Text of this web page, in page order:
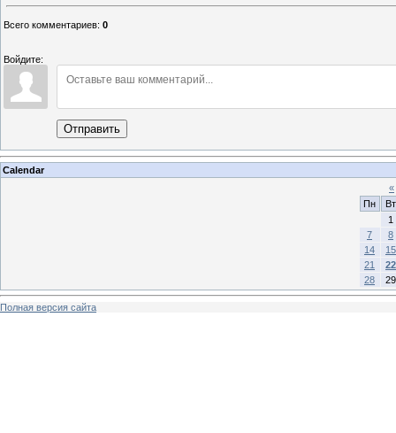
Всего комментариев: 0
Войдите:
Отправить
Calendar
«
Пн
Вт
1
7
8
14
15
21
22
28
29
Полная версия сайта